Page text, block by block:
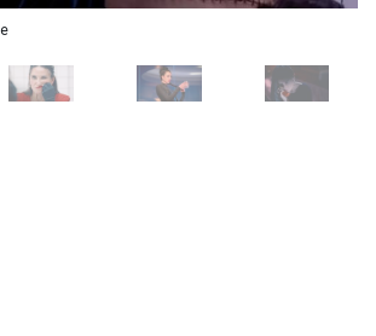
Zdroj: Cinemax Košice